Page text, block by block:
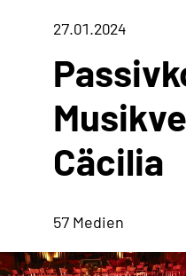
27.01.2024
Cäcilia
57 Medien